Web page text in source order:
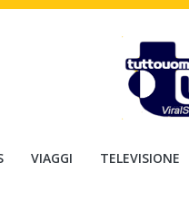
VIAGGI TELEVISIONE